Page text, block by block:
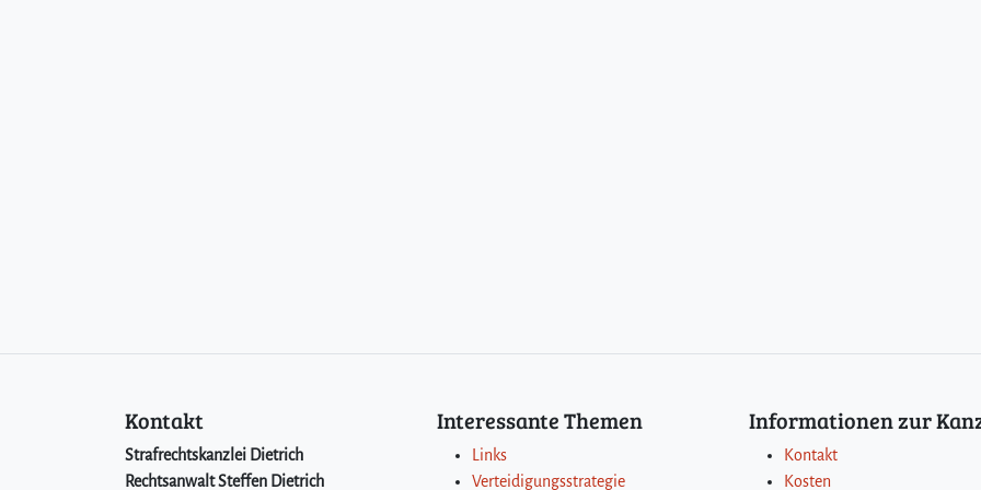
Kontakt
Strafrechtskanzlei Dietrich
Rechtsanwalt Steffen Dietrich
Interessante Themen
Links
Verteidigungsstrategie
Informationen zur
Kontakt
Kosten